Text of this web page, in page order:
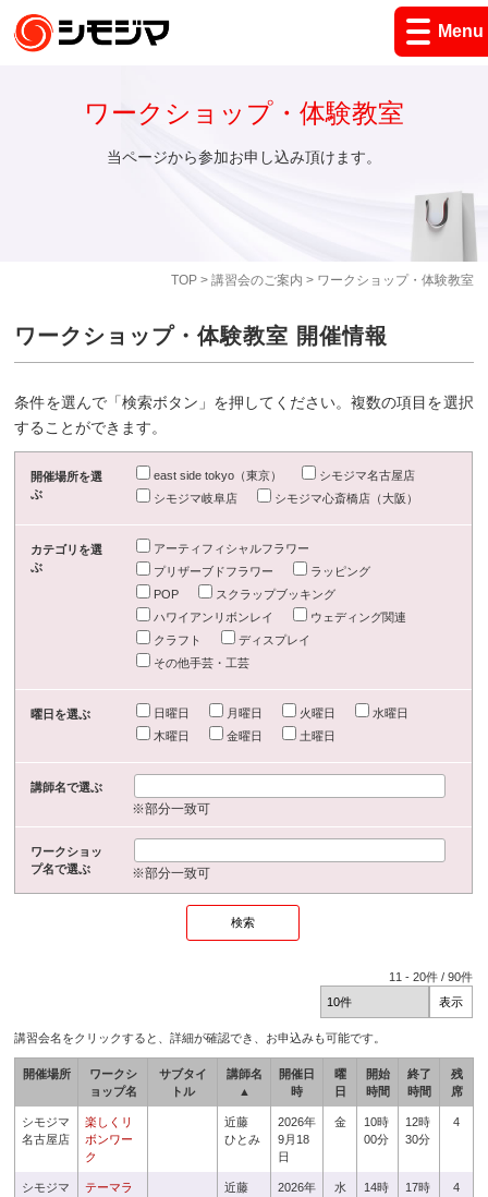
Menu
TOP> 講習会のご案内 > ワークショップ・体験教室
ワークショップ・体験教室
当ページから参加お申し込み頂けます。
ワークショップ・体験教室 開催情報
条件を選んで「検索ボタン」を押してください。複数の項目を選択
することができます。
開催場所を選
ぶ
east side tokyo（東京）
シモジマ名古屋店
シモジマ岐阜店
シモジマ心斎橋店（大阪）
カテゴリを選
ぶ
アーティフィシャルフラワー
プリザーブドフラワー
ラッピング
POP
スクラップブッキング
ハワイアンリボンレイ
ウェディング関連
クラフト
ディスプレイ
その他手芸・工芸
曜日を選ぶ 日曜日 月曜日 火曜日
水曜日
木曜日
金曜日 土曜日
講師名で選ぶ
※部分一致可
ワークショッ
プ名で選ぶ
※部分一致可
11 -20件 /90件
講習会名をクリックすると、詳細が確認でき、お申込みも可能です。
開催場所
ワークシ
ョップ名
サブタイ
トル
講師名
▲
開催日
時
曜
日
開始
時間
終了
時間
残
席
シモジマ
名古屋店
楽しくリ
ボンワー
ク
近藤
ひとみ
2026年
9月18
日
金
10時
00分
12時
30分
4
シモジマ
テーマラ
近藤
2026年
水
14時
17時
4